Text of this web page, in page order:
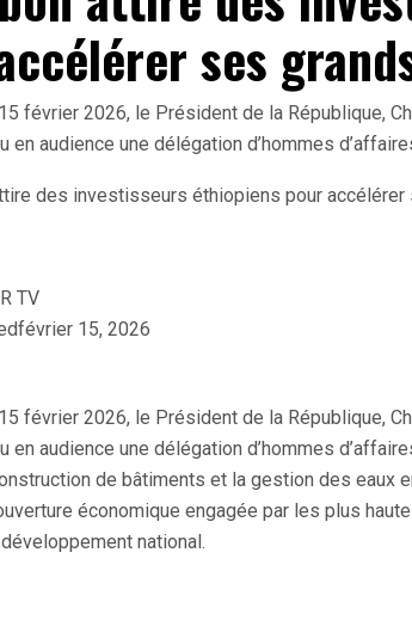
ses
février 2026, le Président de la République,
en audience une délégation d’hommes
TV
février 15, 2026
février 2026, le Président de la République,
en audience une délégation d’hommes
de bâtiments et la gestion des eaux
économique engagée par les plus
national.